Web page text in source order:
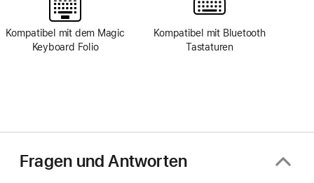
Kompatibel mit dem Magic
Keyboard Folio
Kompatibel mit Bluetooth
Tastaturen
Fragen und Antworten